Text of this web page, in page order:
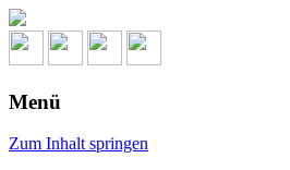
Menü
Zum Inhalt springen